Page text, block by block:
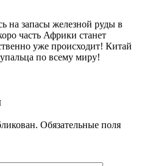
на запасы железной руды в
часть Африки станет
уже происходит! Китай
по всему миру!
Обязательные поля